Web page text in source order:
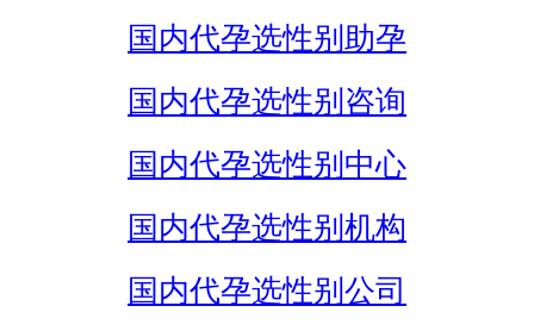
国内代孕选性别助孕
国内代孕选性别咨询
国内代孕选性别中心
国内代孕选性别机构
国内代孕选性别公司